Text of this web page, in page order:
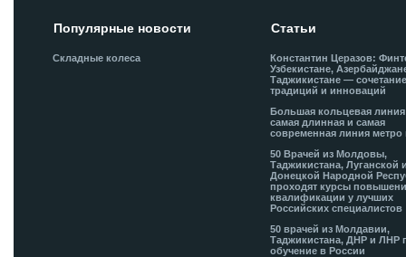
Популярные новости
Складные колеса
Статьи
Константин Церазов:
Узбекистане,
Таджикистане —
традиций и инноваций
Большая кольцевая
самая длинная и самая
современная линия метро
50 Врачей из Молдовы,
Таджикистана, Луганской
Донецкой Народной
проходят курсы
квалификации у лучших
Российских специалистов
50 врачей из Молдавии,
Таджикистана, ДНР и ЛНР
обучение в России